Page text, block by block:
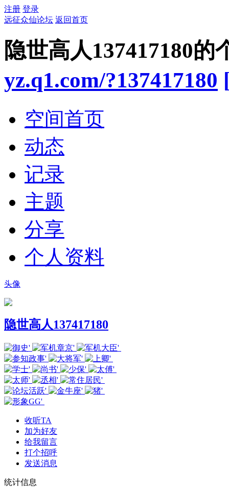
注册 登录
远征众仙论坛 返回首页
隐世高人137417180的
yz.q1.com/?137417180
空间首页
动态
记录
主题
分享
个人资料
头像
隐世高人137417180
收听TA
加为好友
给我留言
打个招呼
发送消息
统计信息